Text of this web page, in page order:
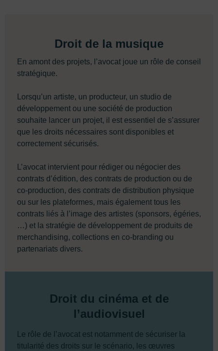
Droit de la musique
En amont des projets, l’avocat joue un rôle de conseil
stratégique.
Lorsqu’un artiste, un producteur, un studio de
développement ou une société de production
souhaite lancer un projet, il est essentiel de s’assurer
que les droits nécessaires sont disponibles et
correctement sécurisés.
L’avocat intervient pour rédiger ou négocier des
contrats d’édition, des contrats de production ou de
co-production, des contrats de distribution physique
ou sur les plateformes, mais également tous les
contrats liés à l’image des artistes (sponsors, égéries,
…) et la stratégie de développement de produits de
merchandising, collections en co-branding ou
partenariats divers.
Droit du cinéma et de
l’audiovisuel
Le rôle de l’avocat est notamment de sécuriser la
titularité des droits sur le scénario, les œuvres